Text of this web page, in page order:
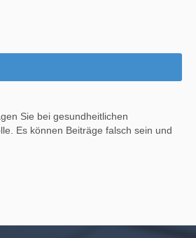
Sie bei gesundheitlichen
Es können Beiträge falsch sein und